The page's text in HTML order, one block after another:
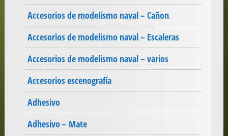
Accesorios de modelismo naval – Cañon
Accesorios de modelismo naval – Escaleras
Accesorios de modelismo naval – varios
Accesorios escenografía
Adhesivo
Adhesivo – Mate